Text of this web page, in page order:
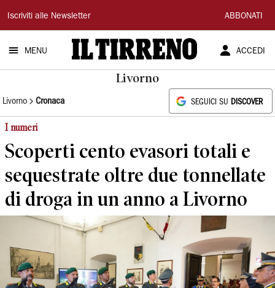
Il
Tirreno
Iscriviti alle Newsletter ABBONATI
MENU ACCEDI
Livorno
Livorno Cronaca SEGUICI SU DISCOVER
I numeri
Scoperti cento evasori totali e
sequestrate oltre due tonnellate
di droga in un anno a Livorno